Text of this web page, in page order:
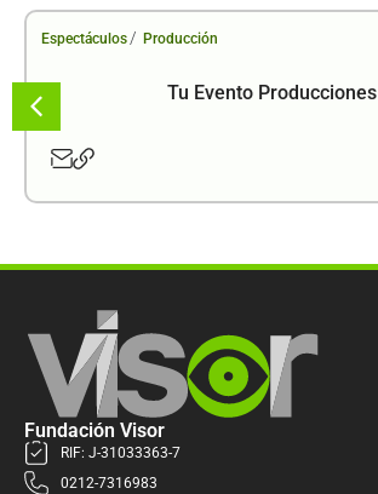
Espectáculos / Producción
Tu Evento Producciones
Fundación Visor
RIF: J-31033363-7
0212-7316983